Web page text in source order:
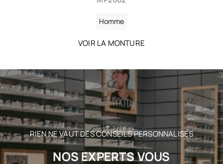
VOIR LA MONTURE
RIEN NE VAUT DES CONSEILS PERSONNALISÉS
NOS EXPERTS VOUS